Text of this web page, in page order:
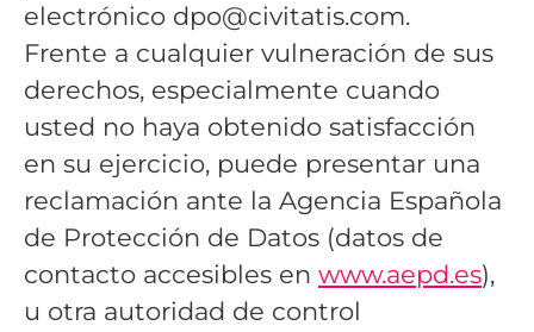
electrónico dpo@civitatis.com.
Frente a cualquier vulneración de sus
derechos, especialmente cuando
usted no haya obtenido satisfacción
en su ejercicio, puede presentar una
reclamación ante la Agencia Española
de Protección de Datos (datos de
contacto accesibles en www.aepd.es),
u otra autoridad de control